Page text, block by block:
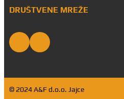
DRUŠTVENE MREŽE
© 2024 A&F d.o.o. Jajce